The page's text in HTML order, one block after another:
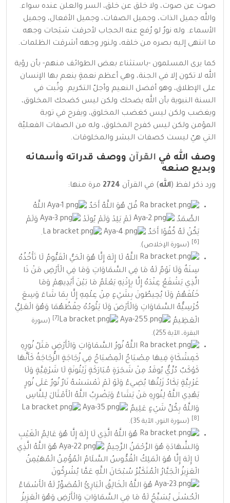
صوت عن صوت، ولا خلق عن خلق، السر والعلن عنده سواء.
والله جميل الذات، وجميل الصفات، وجميل الأفعال، وجميل
الأسماء. وله نورٌ لو رُفع عنه الحجاب لأحرقت سَبَحات وجهه
ما انتهى إليه بصره من خلقه، ولنور وجهه أشرقت الظلمات.
كما يرى المسلمون -باستثناء بعض الطوائف منهم- بأن رؤية
الله لا تكون إلا في الجنة، وهي أعظم نعمةٍ ينعم بها الإنسان
على الإطلاق، وهو أفضل النعيم وأجلّ التكريم. وثُبت في
السنة النبوية بأن الله يضحك ولكن ليس كضحك المخلوق،
ويغضب ولكن ليس كغضب المخلوق، ويفرح في توبة
المؤمن ولكن ليس كفرح المخلوق، وله من الصفات الفعليّة
التي هيّ ليست كصفات البشر والمخلوقات.
وصف الله في القرآن ووصف قدراته وأسمائه
وبديع صنعه
ورد ذكر لفظ (الله) في القرآن 2724 مرة منها:
قُلْ هُوَ اللَّهُ أَحَدٌ
اللَّهُ
الصَّمَدُ
لَمْ يَلِدْ وَلَمْ يُولَدْ
وَلَمْ
يَكُنْ لَهُ كُفُوًا أَحَدٌ
.
(سورة الإخلاص).
اللَّهُ لَا إِلَهَ إِلَّا هُوَ الْحَيُّ الْقَيُّومُ لَا تَأْخُذُهُ
سِنَةٌ وَلَا نَوْمٌ لَهُ مَا فِي السَّمَاوَاتِ وَمَا فِي الْأَرْضِ مَنْ ذَا
الَّذِي يَشْفَعُ عِنْدَهُ إِلَّا بِإِذْنِهِ يَعْلَمُ مَا بَيْنَ أَيْدِيهِمْ وَمَا
خَلْفَهُمْ وَلَا يُحِيطُونَ بِشَيْءٍ مِنْ عِلْمِهِ إِلَّا بِمَا شَاءَ وَسِعَ
كُرْسِيُّهُ السَّمَاوَاتِ وَالْأَرْضَ وَلَا يَئُودُهُ حِفْظُهُمَا وَهُوَ الْعَلِيُّ
الْعَظِيمُ
( سورة
البقرة، الآية
اللَّهُ نُورُ السَّمَاوَاتِ وَالْأَرْضِ مَثَلُ نُورِهِ
كَمِشْكَاةٍ فِيهَا مِصْبَاحٌ الْمِصْبَاحُ فِي زُجَاجَةٍ الزُّجَاجَةُ كَأَنَّهَا
كَوْكَبٌ دُرِّيٌّ يُوقَدُ مِنْ شَجَرَةٍ مُبَارَكَةٍ زَيْتُونَةٍ لَا شَرْقِيَّةٍ وَلَا
غَرْبِيَّةٍ يَكَادُ زَيْتُهَا يُضِيءُ وَلَوْ لَمْ تَمْسَسْهُ نَارٌ نُورٌ عَلَى نُورٍ
يَهْدِي اللَّهُ لِنُورِهِ مَنْ يَشَاءُ وَيَضْرِبُ اللَّهُ الْأَمْثَالَ لِلنَّاسِ
وَاللَّهُ بِكُلِّ شَيْءٍ عَلِيمٌ
(سورة النور، الآية
هُوَ اللَّهُ الَّذِي لَا إِلَهَ إِلَّا هُوَ عَالِمُ الْغَيْبِ
وَالشَّهَادَةِ هُوَ الرَّحْمَنُ الرَّحِيمُ
هُوَ اللَّهُ الَّذِي
لَا إِلَهَ إِلَّا هُوَ الْمَلِكُ الْقُدُّوسُ السَّلَامُ الْمُؤْمِنُ الْمُهَيْمِنُ
الْعَزِيزُ الْجَبَّارُ الْمُتَكَبِّرُ سُبْحَانَ اللَّهِ عَمَّا يُشْرِكُونَ
هُوَ اللَّهُ الْخَالِقُ الْبَارِئُ الْمُصَوِّرُ لَهُ الْأَسْمَاءُ
الْحُسْنَى يُسَبِّحُ لَهُ مَا فِي السَّمَاوَاتِ وَالْأَرْضِ وَهُوَ الْعَزِيزُ